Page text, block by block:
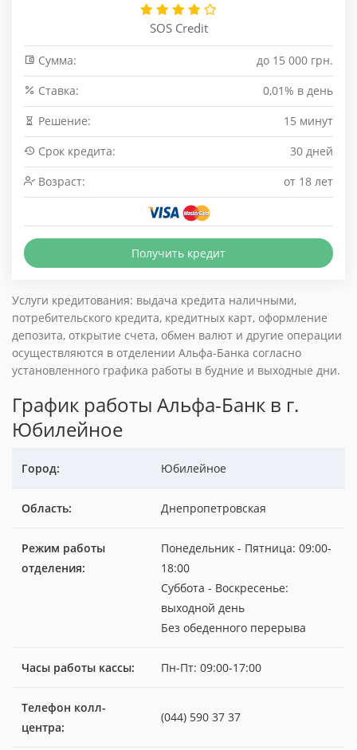
SOS Credit
Сумма:
до 15 000 грн.
Cтавка:
0,01% в день
Решение:
15 минут
Срок кредита:
30 дней
Возраст:
от 18 лет
Получить кредит
Услуги кредитования: выдача кредита наличными,
потребительского кредита, кредитных карт, оформление
депозита, открытие счета, обмен валют и другие операции
осуществляются в отделении Альфа-Банка согласно
установленного графика работы в будние и выходные дни.
График работы Альфа-Банк в г.
Юбилейное
Город: Юбилейное
Область: Днепропетровская
Режим работы
отделения:
Понедельник - Пятница: 09:00-
18:00
Суббота - Воскресенье:
выходной день
Без обеденного перерыва
Часы работы кассы: Пн-Пт: 09:00-17:00
Телефон колл-
центра:
(044) 590 37 37